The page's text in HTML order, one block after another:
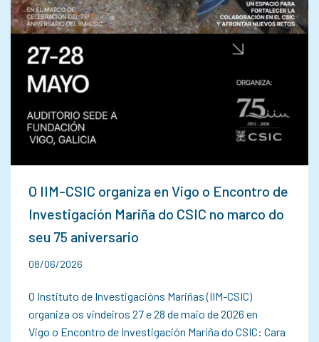
O IIM-CSIC organiza en Vigo o Encontro de
Investigación Mariña do CSIC no marco do
seu 75 aniversario
08/06/2026
O Instituto de Investigacións Mariñas (IIM-CSIC)
organiza os vindeiros 27 e 28 de maio de 2026 en
Vigo o Encontro de Investigación Mariña do CSIC: Cara